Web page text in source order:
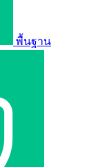
พื้นฐาน